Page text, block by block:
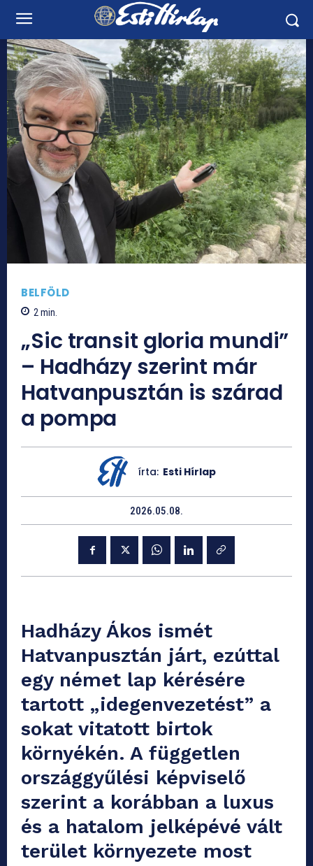
BELFÖLD
2min.
„Sic transit gloria mundi”
– Hadházy szerint már
Hatvanpusztán is szárad
a pompa
írta: Esti Hírlap
2026.05.08.
Hadházy Ákos ismét
Hatvanpusztán járt, ezúttal
egy német lap kérésére
tartott „idegenvezetést” a
sokat vitatott birtok
környékén. A független
országgyűlési képviselő
szerint a korábban a luxus
és a hatalom jelképévé vált
terület környezete most